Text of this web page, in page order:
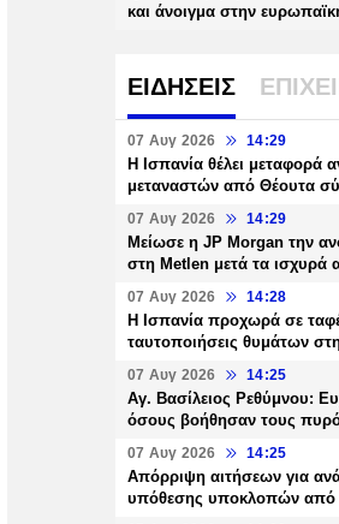
και άνοιγμα στην
ΕΙΔΗΣΕΙΣ
07 Αυγ 2026 14:29
Η Ισπανία θέλει μεταφορά
μεταναστών από Θέουτα
07 Αυγ 2026 14:29
Μείωσε η JP Morgan την
στη Metlen μετά τα ισχυρά
07 Αυγ 2026 14:28
Η Ισπανία προχωρά σε
ταυτοποιήσεις θυμάτων
07 Αυγ 2026 14:25
Αγ. Βασίλειος Ρεθύμνου:
όσους βοήθησαν τους
07 Αυγ 2026 14:25
Απόρριψη αιτήσεων για
υπόθεσης υποκλοπών από